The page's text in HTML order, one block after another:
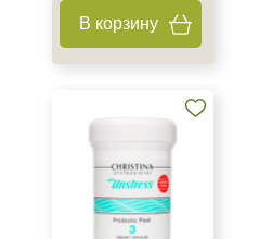
В корзину